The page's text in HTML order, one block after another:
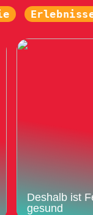
Deshalb ist
gesund